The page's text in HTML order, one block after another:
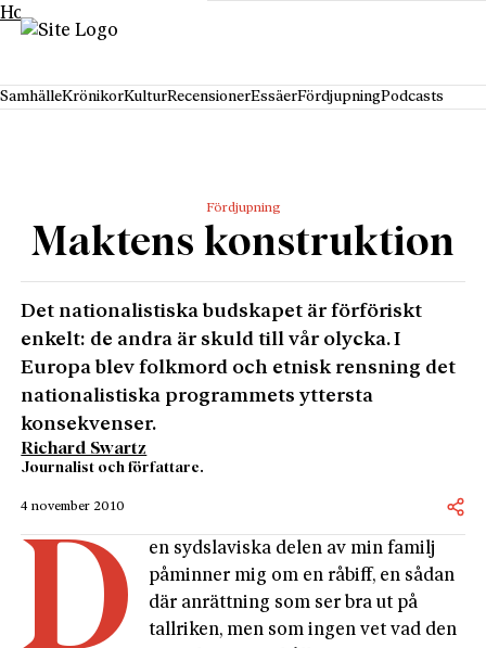
Hoppa till innehåll
SamhälleKrönikorKulturRecensionerEssäerFördjupningPodcasts
Fördjupning
Maktens konstruktion
Det nationalistiska budskapet är förföriskt
enkelt: de andra är skuld till vår olycka. I
Europa blev folkmord och etnisk rensning det
nationalistiska programmets yttersta
konsekvenser.
Richard Swartz
Journalist och författare.
4 november 2010
D
en sydslaviska delen av min familj
påminner mig om en råbiff, en sådan
där anrättning som ser bra ut på
tallriken, men som ingen vet vad den